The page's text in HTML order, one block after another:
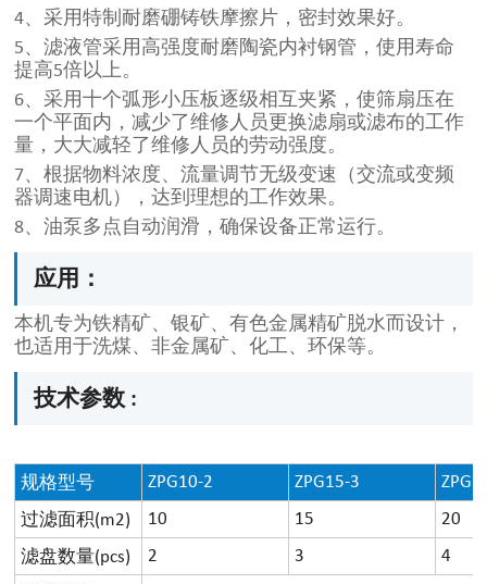
4、采用特制耐磨硼铸铁摩擦片，密封效果好。
5、滤液管采用高强度耐磨陶瓷内衬钢管，使用寿命
提高5倍以上。
6、采用十个弧形小压板逐级相互夹紧，使筛扇压在
一个平面内，减少了维修人员更换滤扇或滤布的工作
量，大大减轻了维修人员的劳动强度。
7、根据物料浓度、流量调节无级变速（交流或变频
器调速电机），达到理想的工作效果。
8、油泵多点自动润滑，确保设备正常运行。
应用：
本机专为铁精矿、银矿、有色金属精矿脱水而设计，
也适用于洗煤、非金属矿、化工、环保等。
技术参数 :
规格型号 ZPG10-2 ZPG15-3
过滤面积(m2) 10 15 20
滤盘数量(pcs) 2 3 4